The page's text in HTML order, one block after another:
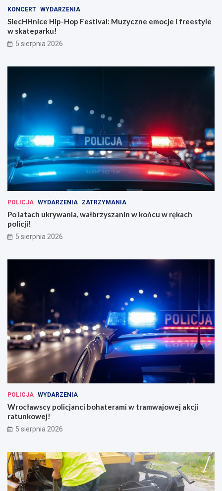
KONCERT WYDARZENIA
SiecHHnice Hip-Hop Festival: Muzyczne emocje i freestyle
w skateparku!
5 sierpnia 2026
POLICJA WYDARZENIA ZATRZYMANIA
Po latach ukrywania, wałbrzyszanin w końcu w rękach
policji!
5 sierpnia 2026
POLICJA WYDARZENIA
Wrocławscy policjanci bohaterami w tramwajowej akcji
ratunkowej!
5 sierpnia 2026